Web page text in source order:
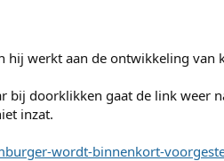
hij werkt aan de ontwikkeling van
bij doorklikken gaat de link weer
inzat.
wordt-binnenkort-